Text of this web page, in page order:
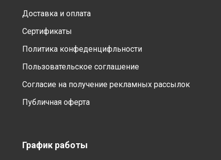
Доставка и оплата
Сертификаты
Политика конфеденцифльности
Пользовательское соглашение
Согласие на получение рекламных рассылок
Публичная оферта
График работы